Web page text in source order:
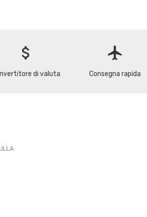
attach_money
di valuta
flight
Consegna rapida